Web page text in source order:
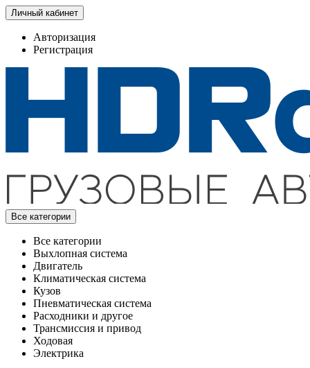
Личный кабинет
Авторизация
Регистрация
Все категории
Все категории
Выхлопная система
Двигатель
Климатическая система
Кузов
Пневматическая система
Расходники и другое
Трансмиссия и привод
Ходовая
Электрика